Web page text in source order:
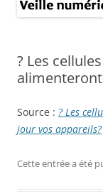
? Les
Source : ? Les
jour vos appareils?
Cette entrée a été